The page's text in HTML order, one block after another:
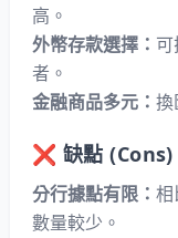
高。
外幣存款選擇：
者。
金融商品多元： 換
❌ 缺點 (Cons)
分行據點有限： 相
數量較少。